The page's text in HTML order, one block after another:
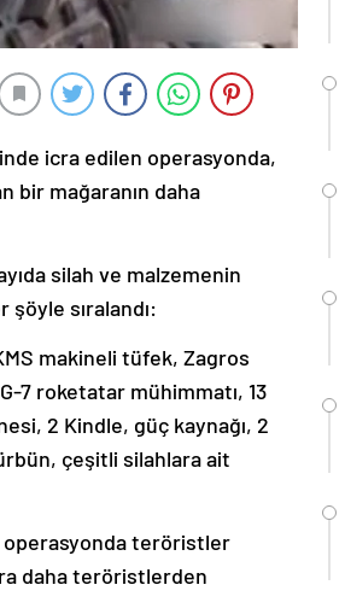
icra edilen operasyonda,
bir mağaranın daha
silah ve malzemenin
sıralandı:
makineli tüfek, Zagros
7 roketatar mühimmatı, 13
2 Kindle, güç kaynağı, 2
çeşitli silahlara ait
operasyonda teröristler
daha teröristlerden